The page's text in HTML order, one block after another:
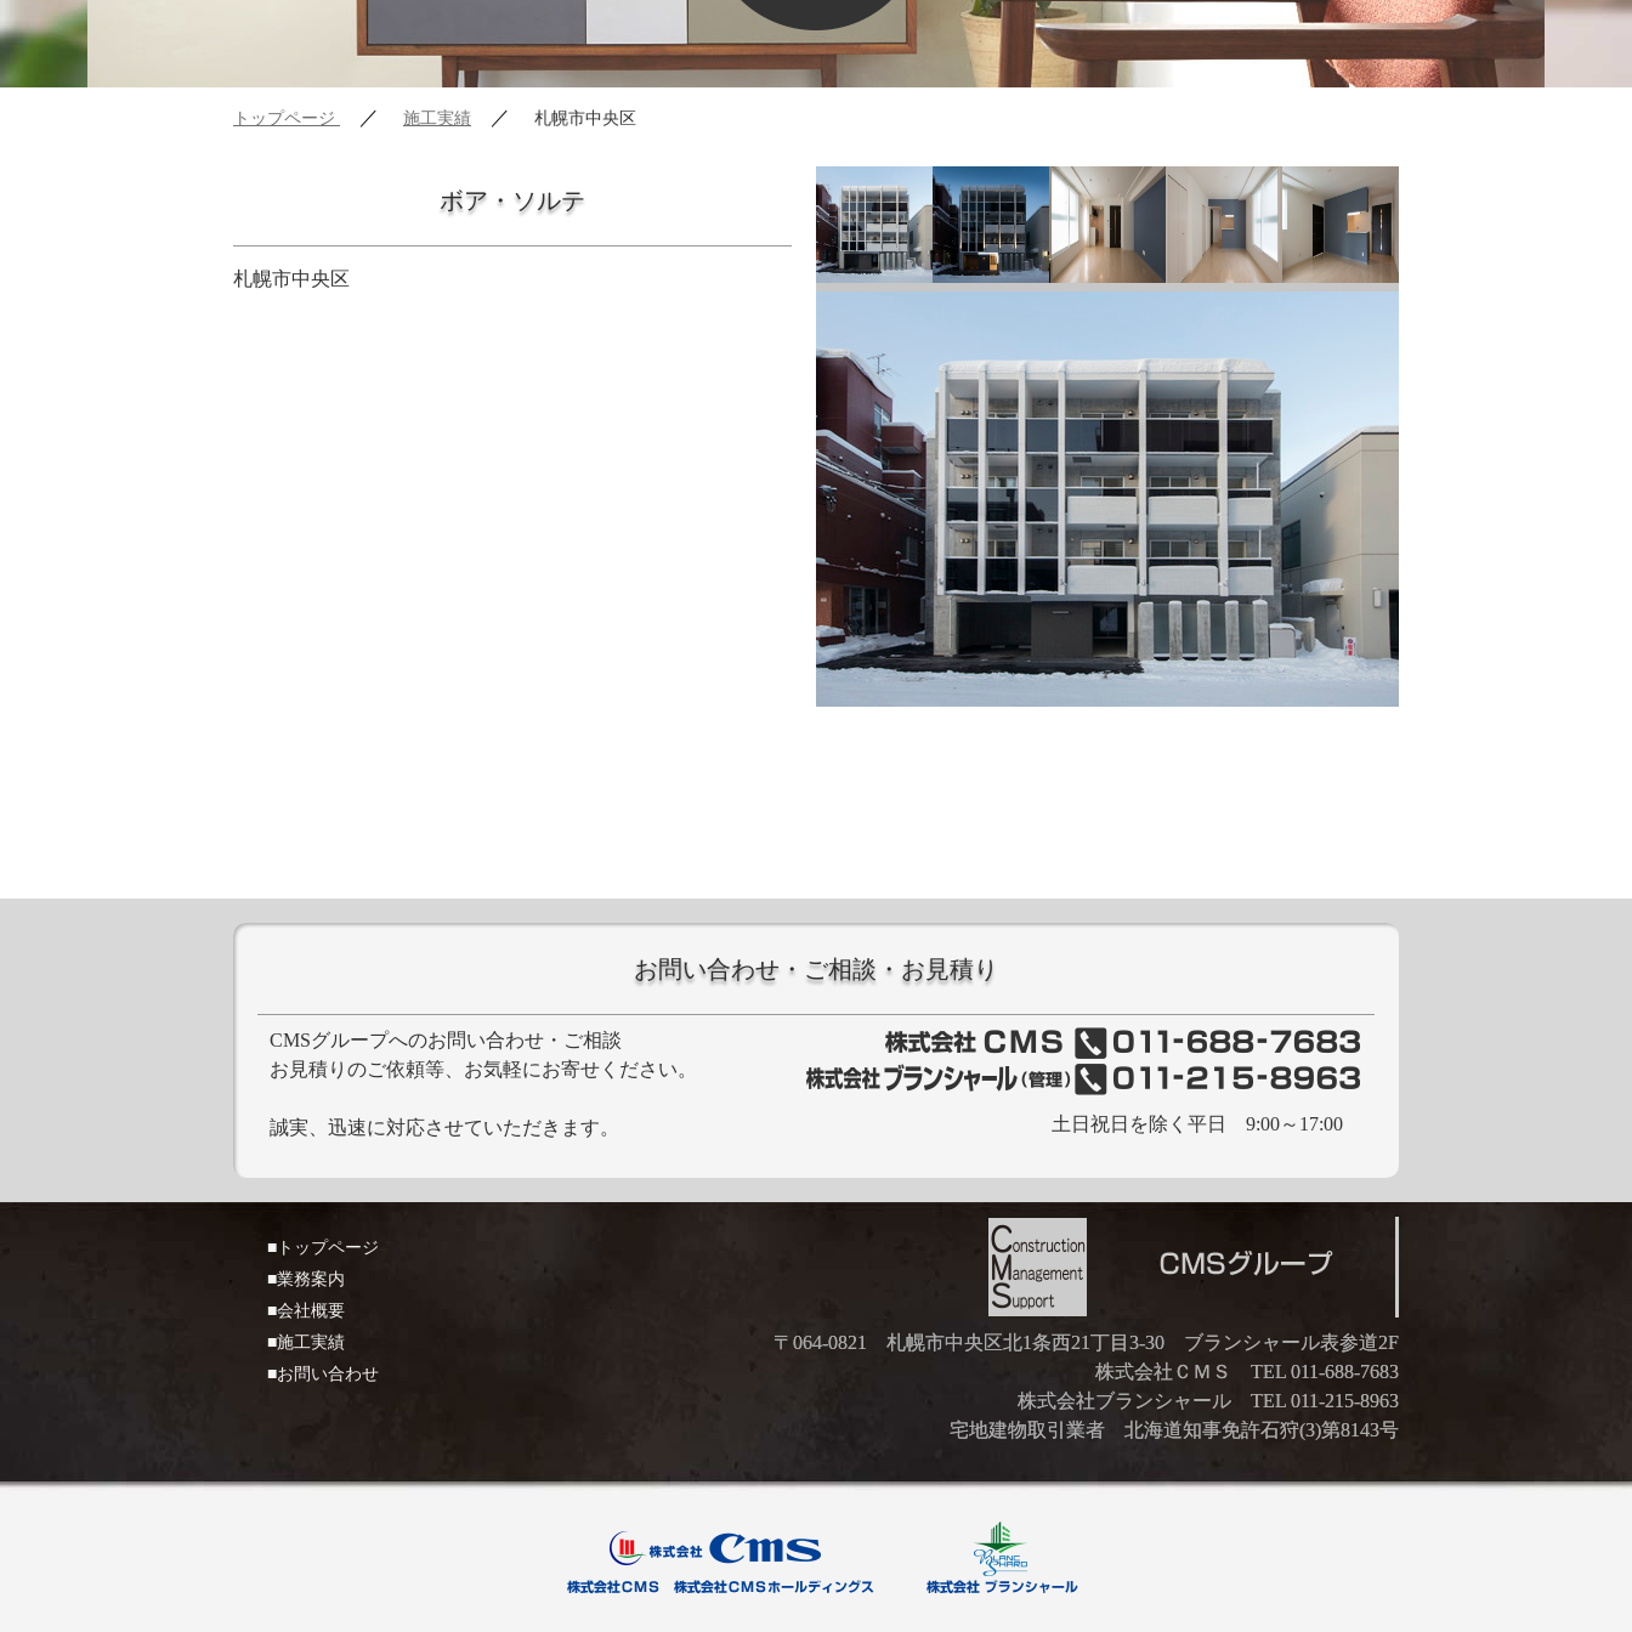
トップページ ／ 施工実績 ／ 札幌市中央区
ボア・ソルテ
札幌市中央区
お問い合わせ・ご相談・お見積り
CMSグループへのお問い合わせ・ご相談
お見積りのご依頼等、お気軽にお寄せください。
誠実、迅速に対応させていただきます。 土日祝日を除く平日 9:00～17:00
■トップページ
■業務案内
■会社概要
■施工実績
■お問い合わせ
〒064-0821 札幌市中央区北1条西21丁目3-30 ブランシャール表参道2F
株式会社ＣＭＳ TEL 011-688-7683
株式会社ブランシャール TEL 011-215-8963
宅地建物取引業者 北海道知事免許石狩(3)第8143号